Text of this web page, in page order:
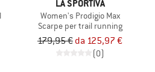
LA SPORTIVA
Women's Prodigio Max
Scarpe per trail running
179,95 € da 125,97 €
(0)